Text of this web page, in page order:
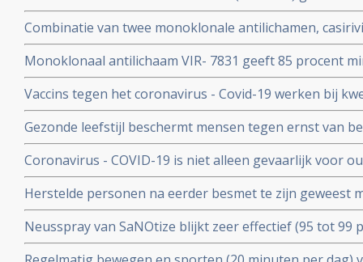
vs 4 procent) op ernstige ziekte dan de Alpha mutatie.
Combinatie van twee monoklonale antilichamen,
COV) kan ernstig zieke Covid-19 patienten die zelf
behoeden voor overlijden
Monoklonaal antilichaam VIR- 7831 geeft 85 procent
overlijden bij patienten met het coronavirus - COVID-
vergelijking met placebo
Vaccins tegen het coronavirus - Covid-19 werken bij
kankerpatienten onvoldoende blijkt uit groot
Gezonde leefstijl beschermt mensen tegen ernst van
- Covid-19. Blijkt uit groot Engels bevolkingsonderzoek
Coronavirus - COVID-19 is niet alleen gevaarlijk voor
volwassenen van middelbare leeftijd blijkt uit grote
Herstelde personen na eerder besmet te zijn geweest
waren niet besmettelijk voor anderen blijkt uit
professionele basketballers en personeel.
Neusspray van SaNOtize blijkt zeer effectief (95 tot 99
met het coronavirus - Covid-19 zowel bij lichte als